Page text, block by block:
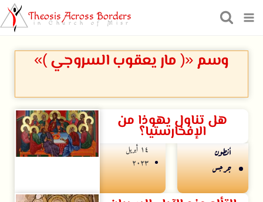
Theosis Across Borders
in Church of Misr
وسم «( مار يعقوب السروجي )»
هل تناول يهوذا من
الإفخارستيا؟
أنطون
جرجس
۱٤ أبريل
۲۰۲۳